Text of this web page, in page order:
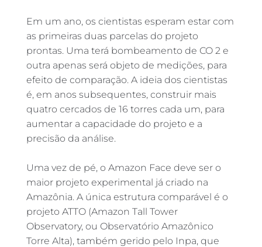
Em um ano, os cientistas esperam estar com
as primeiras duas parcelas do projeto
prontas. Uma terá bombeamento de CO 2 e
outra apenas será objeto de medições, para
efeito de comparação. A ideia dos cientistas
é, em anos subsequentes, construir mais
quatro cercados de 16 torres cada um, para
aumentar a capacidade do projeto e a
precisão da análise.
Uma vez de pé, o Amazon Face deve ser o
maior projeto experimental já criado na
Amazônia. A única estrutura comparável é o
projeto ATTO (Amazon Tall Tower
Observatory, ou Observatório Amazônico
Torre Alta), também gerido pelo Inpa, que